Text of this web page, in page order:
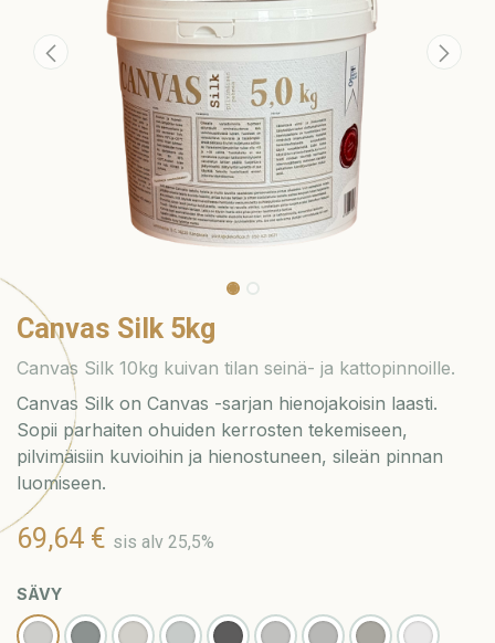
Canvas Silk 5kg
Canvas Silk 10kg kuivan tilan seinä- ja kattopinnoille.
Canvas Silk on Canvas -sarjan hienojakoisin laasti.
Sopii parhaiten ohuiden kerrosten tekemiseen,
pilvimäisiin kuvioihin ja hienostuneen, sileän pinnan
luomiseen.
69,64 € sis alv 25,5%
SÄVY